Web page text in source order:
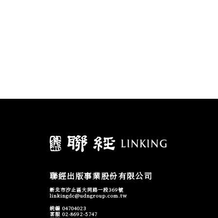
聯經出版事業股份有限公司
新北市汐止區大同路一段369號
linkingdc@udngroup.com.tw
統編 04704023
客服 02-8692-5747